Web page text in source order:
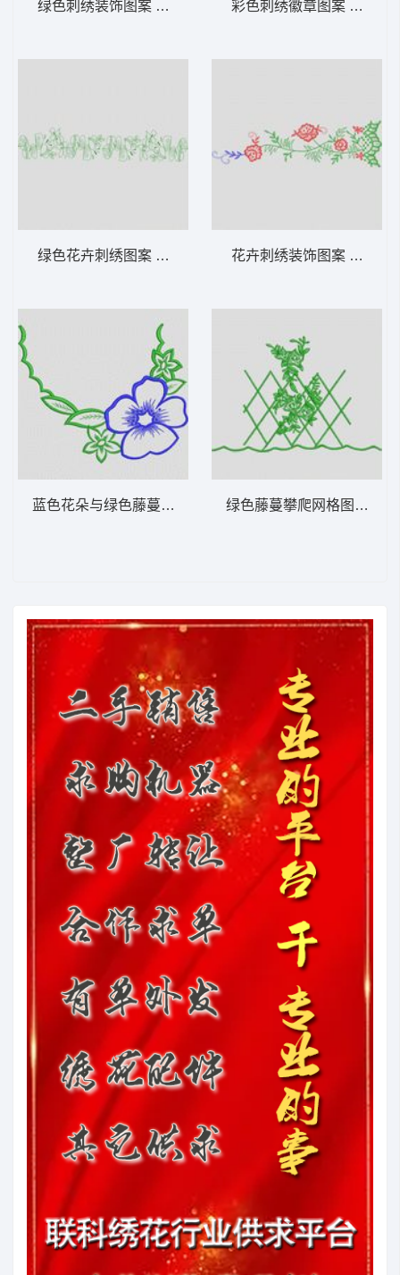
绿色刺绣装饰图案 大花样
绿色花卉刺绣图案 大花样
蓝色花朵与绿色藤蔓刺绣图案 大花样
彩色刺绣徽章图案 大花样
花卉刺绣装饰图案 大花样
绿色藤蔓攀爬网格图案 大